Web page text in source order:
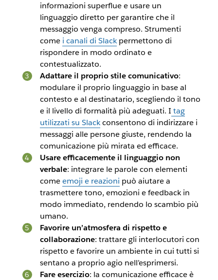
informazioni superflue e usare un
linguaggio diretto per garantire che il
messaggio venga compreso. Strumenti
come i canali di Slackpermettono di
rispondere in modo ordinato e
contestualizzato.
Adattare il proprio stile comunicativo:
modulare il proprio linguaggio in base al
contesto e al destinatario, scegliendo il tono
e il livello di formalità più adeguati. I tag
utilizzati su Slackconsentono di indirizzare i
messaggi alle persone giuste, rendendo la
comunicazione più mirata ed efficace.
Usare efficacemente il linguaggio non
verbale: integrare le parole con elementi
comeemoji e reazioni può aiutare a
trasmettere tono, emozioni e feedback in
modo immediato, rendendo lo scambio più
umano.
Favorire un’atmosfera di rispetto e
collaborazione: trattare gli interlocutori con
rispetto e favorire un ambiente in cui tutti si
sentano a proprio agio nell’esprimersi.
Fare esercizio: la comunicazione efficace è